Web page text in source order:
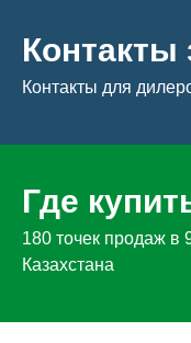
Контакты
Контакты для
Где
180 точек продаж в
Казахстана